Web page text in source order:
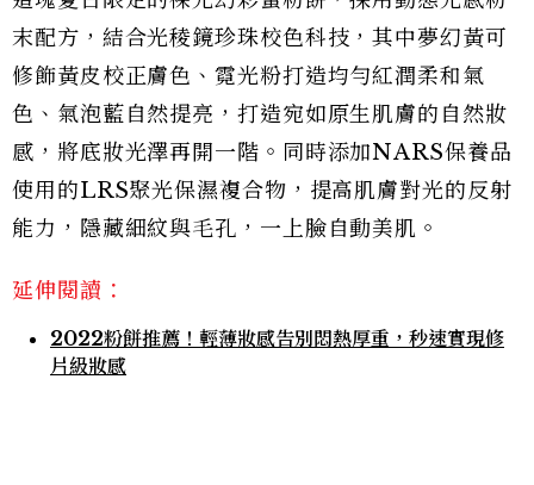
末配方，結合光稜鏡珍珠校色科技，其中夢幻黃可
修飾黃皮校正膚色、霓光粉打造均勻紅潤柔和氣
色、氣泡藍自然提亮，打造宛如原生肌膚的自然妝
感，將底妝光澤再開一階。同時添加NARS保養品
使用的LRS聚光保濕複合物，提高肌膚對光的反射
能力，隱藏細紋與毛孔，一上臉自動美肌。
延伸閱讀：
2022粉餅推薦！輕薄妝感告別悶熱厚重，秒速實現修
片級妝感